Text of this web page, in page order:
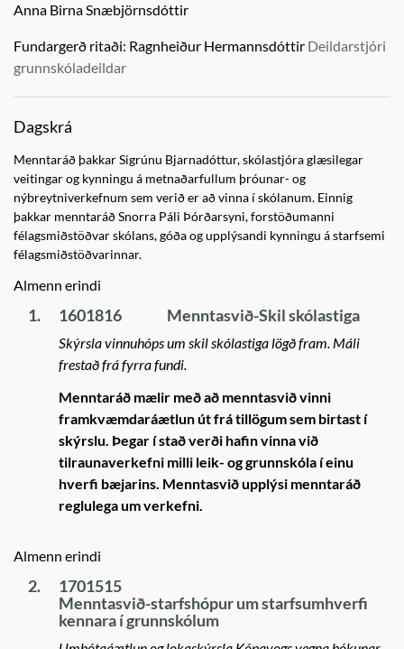
Anna Birna Snæbjörnsdóttir
Fundargerð ritaði: Ragnheiður Hermannsdóttir Deildarstjóri
grunnskóladeildar
Dagskrá
Menntaráð þakkar Sigrúnu Bjarnadóttur, skólastjóra glæsilegar
veitingar og kynningu á metnaðarfullum þróunar- og
nýbreytniverkefnum sem verið er að vinna í skólanum. Einnig
þakkar menntaráð Snorra Páli Þórðarsyni, forstöðumanni
félagsmiðstöðvar skólans, góða og upplýsandi kynningu á starfsemi
félagsmiðstöðvarinnar.
Almenn erindi
1. 1601816 Menntasvið-Skil skólastiga
Skýrsla vinnuhóps um skil skólastiga lögð fram. Máli
frestað frá fyrra fundi.
Menntaráð mælir með að menntasvið vinni
framkvæmdaráætlun út frá tillögum sem birtast í
skýrslu. Þegar í stað verði hafin vinna við
tilraunaverkefni milli leik- og grunnskóla í einu
hverfi bæjarins. Menntasvið upplýsi menntaráð
reglulega um verkefni.
Almenn erindi
2.
1701515
Menntasvið-starfshópur um starfsumhverfi
kennara í grunnskólum